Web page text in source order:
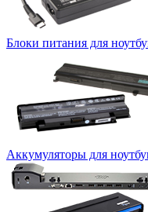
Блоки питания для
Аккумуляторы для